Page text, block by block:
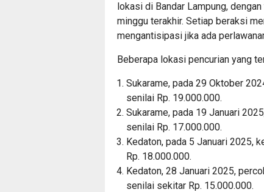
lokasi di Bandar Lampung,
minggu terakhir. Setiap beraksi
mengantisipasi jika ada
Beberapa lokasi pencurian yang
Sukarame, pada 29 Oktober
senilai Rp. 19.000.000.
Sukarame, pada 19 Januari
senilai Rp. 17.000.000.
Kedaton, pada 5 Januari 2025,
Rp. 18.000.000.
Kedaton, 28 Januari 2025,
senilai sekitar Rp. 15.000.000.